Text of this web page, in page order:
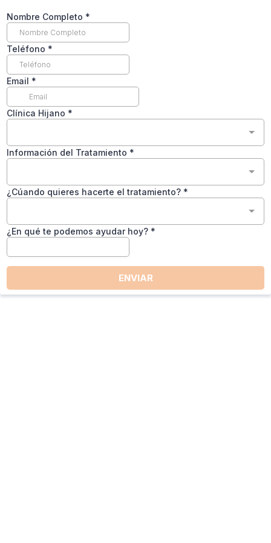
Nombre Completo *
Teléfono *
Email *
Clínica Hijano *
Información del Tratamiento *
¿Cúando quieres hacerte el tratamiento? *
¿En qué te podemos ayudar hoy? *
ENVIAR